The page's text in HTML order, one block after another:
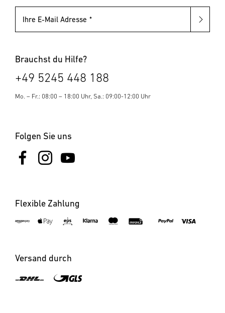
Ihre E-Mail Adresse
Brauchst du Hilfe?
+49 5245 448 188
Mo. – Fr.: 08:00 – 18:00 Uhr, Sa.: 09:00-12:00 Uhr
Folgen Sie uns
Flexible Zahlung
Versand durch